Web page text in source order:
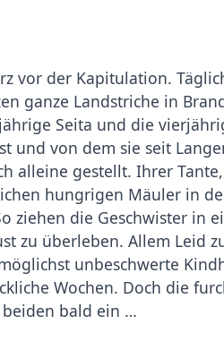
vor der Kapitulation.
ganze Landstriche in
Seita und die
und von dem sie seit
alleine gestellt. Ihrer
hungrigen Mäuler in
ziehen die Geschwister in
zu überleben. Allem Leid
unbeschwerte
Wochen. Doch die
bald ein …